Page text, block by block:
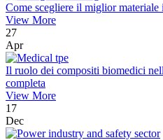
Come scegliere il miglior
View More
27
Apr
Il ruolo dei compositi biomedici
completa
View More
17
Dec